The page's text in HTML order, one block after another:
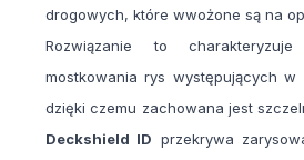
drogowych, które wwożone są na
Rozwiązanie to
mostkowania rys występujących w
dzięki czemu zachowana jest
Deckshield ID przekrywa